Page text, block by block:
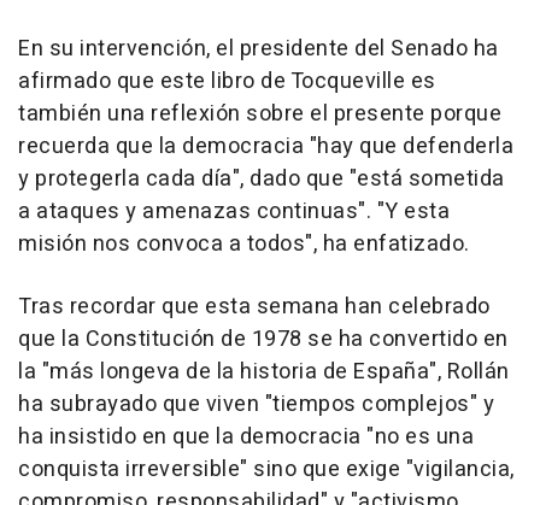
En su intervención, el presidente del Senado ha
afirmado que este libro de Tocqueville es
también una reflexión sobre el presente porque
recuerda que la democracia "hay que defenderla
y protegerla cada día", dado que "está sometida
a ataques y amenazas continuas". "Y esta
misión nos convoca a todos", ha enfatizado.
Tras recordar que esta semana han celebrado
que la Constitución de 1978 se ha convertido en
la "más longeva de la historia de España", Rollán
ha subrayado que viven "tiempos complejos" y
ha insistido en que la democracia "no es una
conquista irreversible" sino que exige "vigilancia,